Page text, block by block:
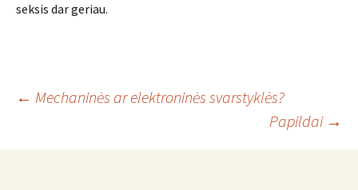
seksis dar geriau.
Įrašo
navigacija
← Mechaninės ar elektroninės svarstyklės?
Papildai →